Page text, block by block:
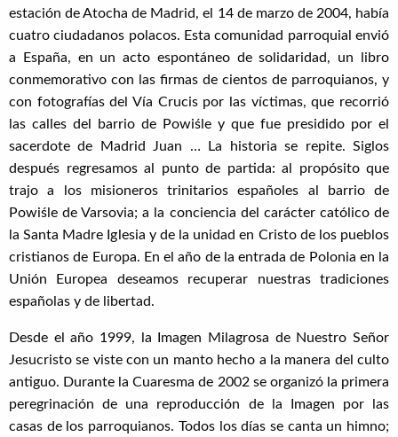
estación de Atocha de Madrid, el 14 de marzo de 2004, había
cuatro ciudadanos polacos. Esta comunidad parroquial envió
a España, en un acto espontáneo de solidaridad, un libro
conmemorativo con las firmas de cientos de parroquianos, y
con fotografías del Vía Crucis por las víctimas, que recorrió
las calles del barrio de Powiśle y que fue presidido por el
sacerdote de Madrid Juan … La historia se repite. Siglos
después regresamos al punto de partida: al propósito que
trajo a los misioneros trinitarios españoles al barrio de
Powiśle de Varsovia; a la conciencia del carácter católico de
la Santa Madre Iglesia y de la unidad en Cristo de los pueblos
cristianos de Europa. En el año de la entrada de Polonia en la
Unión Europea deseamos recuperar nuestras tradiciones
españolas y de libertad.
Desde el año 1999, la Imagen Milagrosa de Nuestro Señor
Jesucristo se viste con un manto hecho a la manera del culto
antiguo. Durante la Cuaresma de 2002 se organizó la primera
peregrinación de una reproducción de la Imagen por las
casas de los parroquianos. Todos los días se canta un himno;